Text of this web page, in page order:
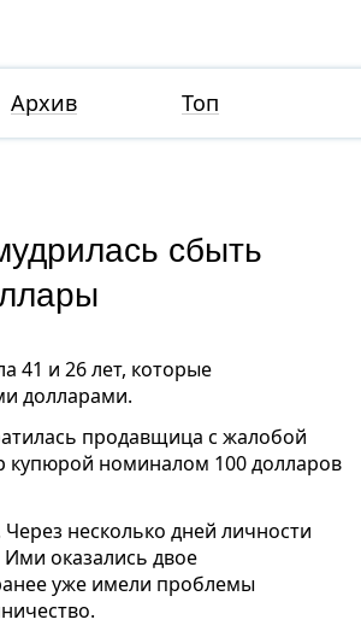
Архив Топ
сбыть
41 и 26 лет, которые
долларами.
продавщица с жалобой
купюрой номиналом 100 долларов
несколько дней личности
оказались двое
уже имели проблемы